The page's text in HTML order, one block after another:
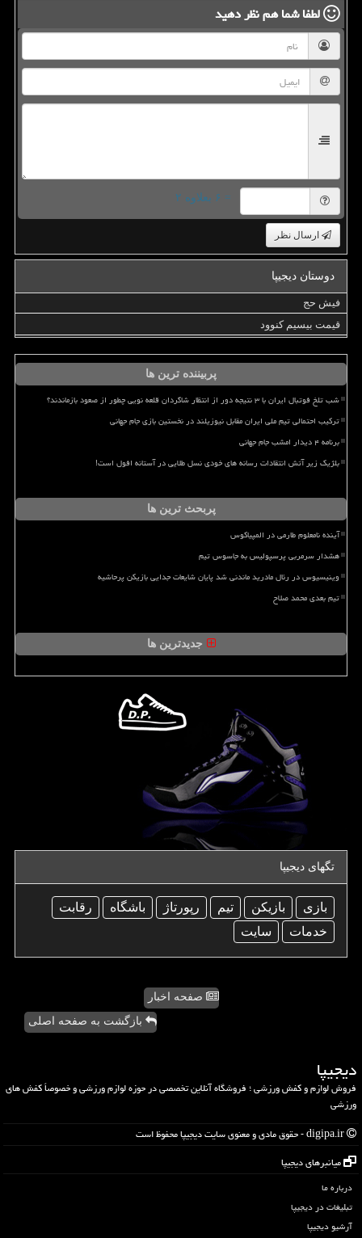
لطفا شما همنظر دهید
= ۶ بعلاوه ۲
ارسال نظر
دوستان دیجیپا
فیش حج
قیمت بیسیم کنوود
پربیننده ترین ها
شب تلخ فوتبال ایران با ۳ نتیجه دور از انتظار شاگردان قلعه نویی چطور از صعود بازماندند؟
ترکیب احتمالی تیم ملی ایران مقابل نیوزیلند در نخستین بازی جام جهانی
برنامه ۴ دیدار امشب جام جهانی
بلژیک زیر آتش انتقادات رسانه های خودی نسل طلایی در آستانه افول است!
پربحث ترین ها
آینده نامعلوم طارمی در المپیاکوس
هشدار سرمربی پرسپولیس به جاسوس تیم
وینیسیوس در رئال مادرید ماندنی شد پایان شایعات جدایی بازیکن پرحاشیه
تیم بعدی محمد صلاح
جدیدترین ها
تگهای دیجیپا
بازی بازیكن تیم رپورتاژ باشگاه
رقابت
خدمات
سایت
صفحه اخبار
بازگشت به صفحه اصلی
دیجیپا
فروش لوازم و کفش ورزشی ؛ فروشگاه آنلاین تخصصی در حوزه لوازم ورزشی و خصوصاً کفش های
ورزشی
میانبرهای دیجیپا
درباره ما
تبلیغات در دیجیپا
آرشیو دیجیپا